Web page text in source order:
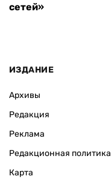
сетей»
ИЗДАНИЕ
Архивы
Редакция
Реклама
Редакционная политика
Карта